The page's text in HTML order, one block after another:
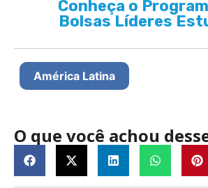
Conheça o
Bolsas Líderes
América Latina
O que você achou